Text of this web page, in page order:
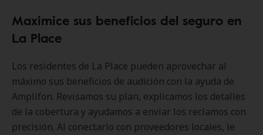
Maximice sus beneficios del seguro en
La Place
Los residentes de La Place pueden aprovechar al
máximo sus beneficios de audición con la ayuda de
Amplifon. Revisamos su plan, explicamos los detalles
de la cobertura y ayudamos a enviar los reclamos con
precisión. Al conectarlo con proveedores locales, le